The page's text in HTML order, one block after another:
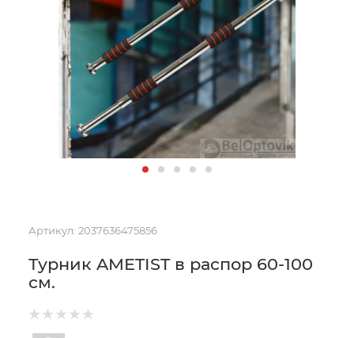
Артикул: 2037636475856
Турник AMETIST в распор 60-100
см.